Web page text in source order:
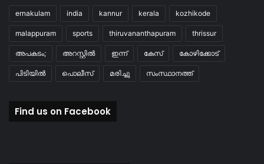
ernakulam india kannur kerala kozhikode
malappuram sports thiruvananthapuram thrissur
അപകടം; അറസ്റ്റിൽ ഇന്ന് കേസ് കോഴിക്കോട്
പിടിയിൽ പൊലീസ് മരിച്ചു സംസ്ഥാനത്ത്
Find us on Facebook